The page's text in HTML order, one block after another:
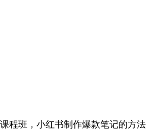
程班，小红书制作爆款笔记的方法